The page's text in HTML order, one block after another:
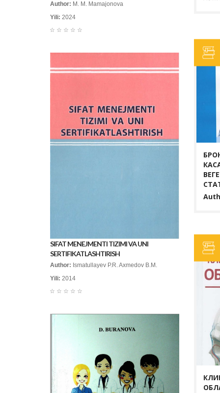
Author: M. M. Mamajonova
Yili: 2024
☆
☆
☆
☆
☆
SIFAT MENEJMENTI TIZIMI VA UNI
SERTIFIKATLASHTIRISH
Author: Ismatullayev P.R. Axmedov B.M.
Yili: 2014
☆
☆
☆
☆
☆